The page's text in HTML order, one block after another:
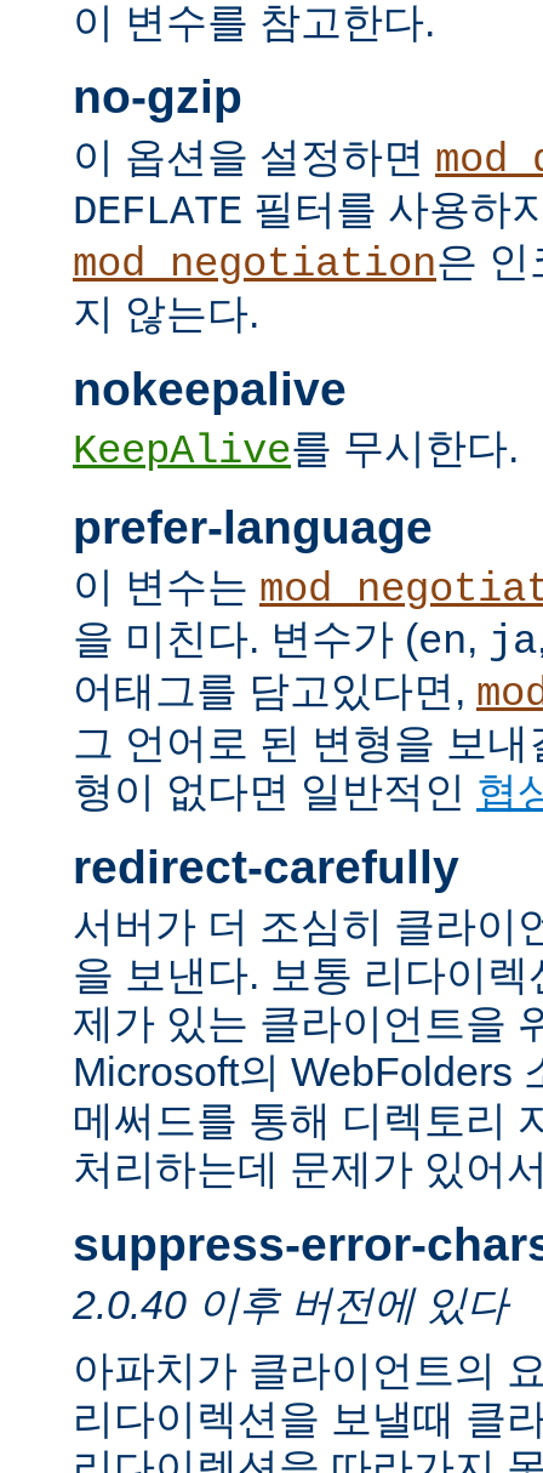
이 변수를 참고한다.
no-gzip
이 옵션을 설정하면
DEFLATE 필터를 사용하
mod_negotiation은 인
지 않는다.
nokeepalive
KeepAlive를 무시한다.
prefer-language
이 변수는
을 미친다. 변수가 (en, ja
어태그를 담고있다면,
그 언어로 된 변형을 보
형이 없다면 일반적인 협
redirect-carefully
서버가 더 조심히 클라이
을 보낸다. 보통 리다이
제가 있는 클라이언트을
Microsoft의 WebFolders
메써드를 통해 디렉토리
처리하는데 문제가 있어
suppress-error-
2.0.40 이후 버전에 있다
아파치가 클라이언트의
리다이렉션을 보낼때 클